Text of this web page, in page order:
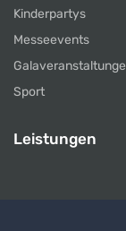
Kinderpartys
Messeevents
Sport
Leistungen